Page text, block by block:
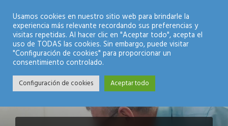
Modo Nocturno
Usamos cookies en nuestro sitio web para brindarle la
experiencia más relevante recordando sus preferencias y
visitas repetidas. Al hacer clic en "Aceptar todo", acepta el
uso de TODAS las cookies. Sin embargo, puede visitar
"Configuración de cookies" para proporcionar un
consentimiento controlado.
Configuración de cookies Aceptar todo